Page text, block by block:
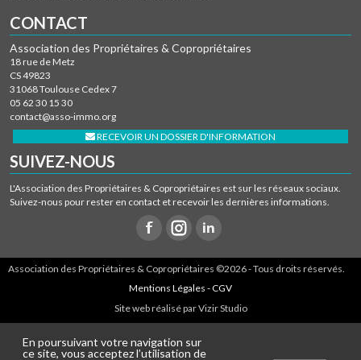
CONTACT
Association des Propriétaires & Copropriétaires
18 rue de Metz
CS 49823
31068 Toulouse Cedex 7
05 62 30 15 30
contact@asso-immo.org
RECEVOIR UN DOSSIER D'INFORMATION
SUIVEZ-NOUS
L'Association des Propriétaires & Copropriétaires est sur les réseaux sociaux.
Suivez-nous pour rester en contact et recevoir les dernières informations.
Association des Propriétaires & Copropriétaires ©2026 - Tous droits réservés.
Mentions Légales - CGV
Site web réalisé par Vizir Studio
En poursuivant votre navigation sur
ce site, vous acceptez l’utilisation de